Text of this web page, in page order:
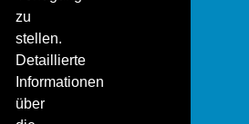
zu
stellen.
Detaillierte
Informationen
über